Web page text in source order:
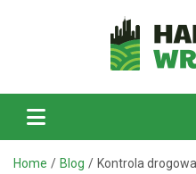
Home Blog Kontrola drogowa